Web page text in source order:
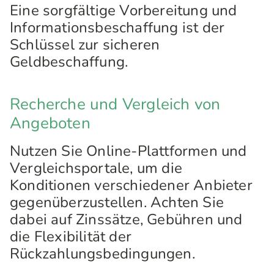
Eine sorgfältige Vorbereitung und
Informationsbeschaffung ist der
Schlüssel zur sicheren
Geldbeschaffung.
Recherche und Vergleich von
Angeboten
Nutzen Sie Online-Plattformen und
Vergleichsportale, um die
Konditionen verschiedener Anbieter
gegenüberzustellen. Achten Sie
dabei auf Zinssätze, Gebühren und
die Flexibilität der
Rückzahlungsbedingungen.